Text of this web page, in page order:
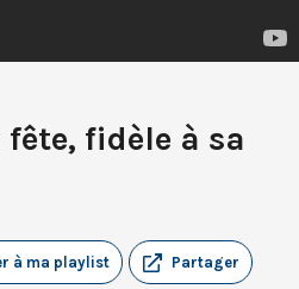
fête, fidèle à sa
Partager
à ma playlist